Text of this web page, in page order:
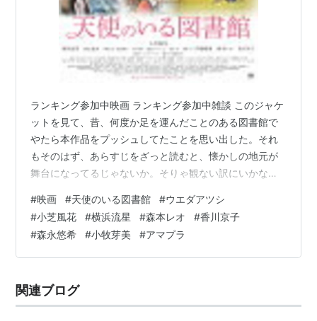
ランキング参加中映画 ランキング参加中雑談 このジャケ
ットを見て、昔、何度か足を運んだことのある図書館で
やたら本作品をプッシュしてたことを思い出した。それ
もそのはず、あらすじをざっと読むと、懐かしの地元が
舞台になってるじゃないか。そりゃ観ない訳にいかない
はウエダアツシさん。お名前見たことあるなと思ってい
たけど「うみべの女の子」も手がけた方。出演は小芝風
花さん、横浜流星さん、森本レオさん、香川京子さん、
森永悠希さん、小牧芽美さん、飯島順子さん他。2017年
movie.com 以下、あら…
#映画 #天使のいる図書館 #ウエダアツシ
#小芝風花 #横浜流星 #森本レオ #香川京子
#森永悠希 #小牧芽美 #アマプラ
関連ブログ